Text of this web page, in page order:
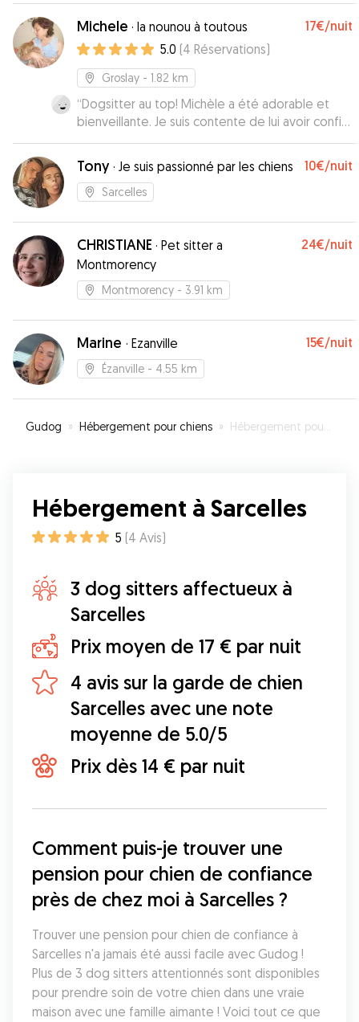
régulièrement des photos. Si vous pensez à
faire garder votre chien, n’hésitez pas et confiez
le à Lana en toute sérénité. Je la remercie
Michele · la nounou à toutous 17€/nuit
5.0 (4 Réservations)
Groslay - 1.82 km
“Dogsitter au top! Michèle a été adorable et
bienveillante. Je suis contente de lui avoir confié
Oxy. Merci pour tout.”
Tony · Je suis passionné par les chiens 10€/nuit
Sarcelles
CHRISTIANE · Pet sitter a
Montmorency
24€/nuit
Montmorency - 3.91 km
Marine · Ezanville 15€/nuit
Ézanville - 4.55 km
Gudog » Hébergement pour chiens » Hébergement pour votre chien à Sarcelles
Hébergement à Sarcelles
5 (4 Avis)
3 dog sitters affectueux à
Sarcelles
Prix moyen de 17 € par nuit
4 avis sur la garde de chien
Sarcelles avec une note
moyenne de 5.0/5
Prix dès 14 € par nuit
Comment puis-je trouver une
pension pour chien de confiance
près de chez moi à Sarcelles ?
Trouver une pension pour chien de confiance à
Sarcelles n'a jamais été aussi facile avec Gudog !
Plus de 3 dog sitters attentionnés sont disponibles
pour prendre soin de votre chien dans une vraie
maison avec une famille aimante ! Voici tout ce que